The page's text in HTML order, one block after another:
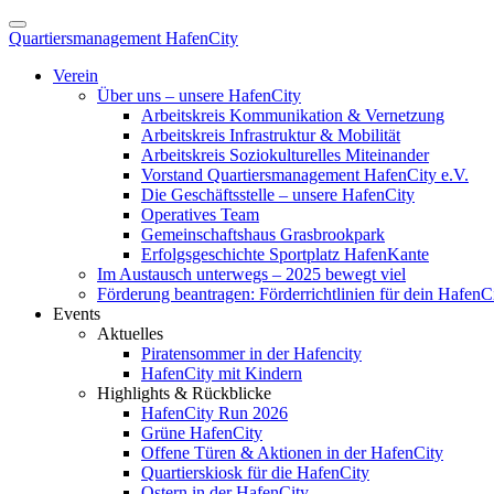
Quartiersmanagement HafenCity
Verein
Über uns – unsere HafenCity
Arbeitskreis Kommunikation & Vernetzung
Arbeitskreis Infrastruktur & Mobilität
Arbeitskreis Soziokulturelles Miteinander
Vorstand Quartiersmanagement HafenCity e.V.
Die Geschäftsstelle – unsere HafenCity
Operatives Team
Gemeinschaftshaus Grasbrookpark
Erfolgsgeschichte Sportplatz HafenKante
Im Austausch unterwegs – 2025 bewegt viel
Förderung beantragen: Förderrichtlinien für dein
Events
Aktuelles
Piratensommer in der Hafencity
HafenCity mit Kindern
Highlights & Rückblicke
HafenCity Run 2026
Grüne HafenCity
Offene Türen & Aktionen in der HafenCity
Quartierskiosk für die HafenCity